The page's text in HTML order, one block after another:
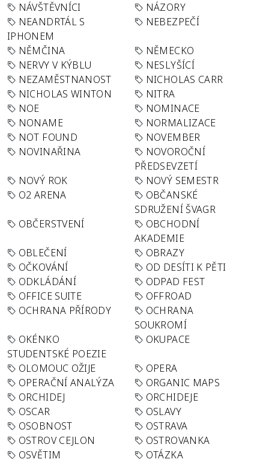
NÁVŠTĚVNÍCI
NÁZORY
NEANDRTÁL S
IPHONEM
NEBEZPEČÍ
NĚMČINA
NĚMECKO
NERVY V KÝBLU
NESLYŠÍCÍ
NEZAMĚSTNANOST
NICHOLAS CARR
NICHOLAS WINTON
NITRA
NOE
NOMINACE
NONAME
NORMALIZACE
NOT FOUND
NOVEMBER
NOVINAŘINA
NOVOROČNÍ
PŘEDSEVZETÍ
NOVÝ ROK
NOVÝ SEMESTR
O2 ARENA
OBČANSKÉ
SDRUŽENÍ ŠVAGR
OBČERSTVENÍ
OBCHODNÍ
AKADEMIE
OBLEČENÍ
OBRAZY
OČKOVÁNÍ
OD DESÍTI K PĚTI
ODKLÁDÁNÍ
ODPAD FEST
OFFICE SUITE
OFFROAD
OCHRANA PŘÍRODY
OCHRANA
SOUKROMÍ
OKÉNKO
STUDENTSKÉ POEZIE
OKUPACE
OLOMOUC OŽIJE
OPERA
OPERAČNÍ ANALÝZA
ORGANIC MAPS
ORCHIDEJ
ORCHIDEJE
OSCAR
OSLAVY
OSOBNOST
OSTRAVA
OSTROV CEJLON
OSTROVANKA
OSVĚTIM
OTÁZKA